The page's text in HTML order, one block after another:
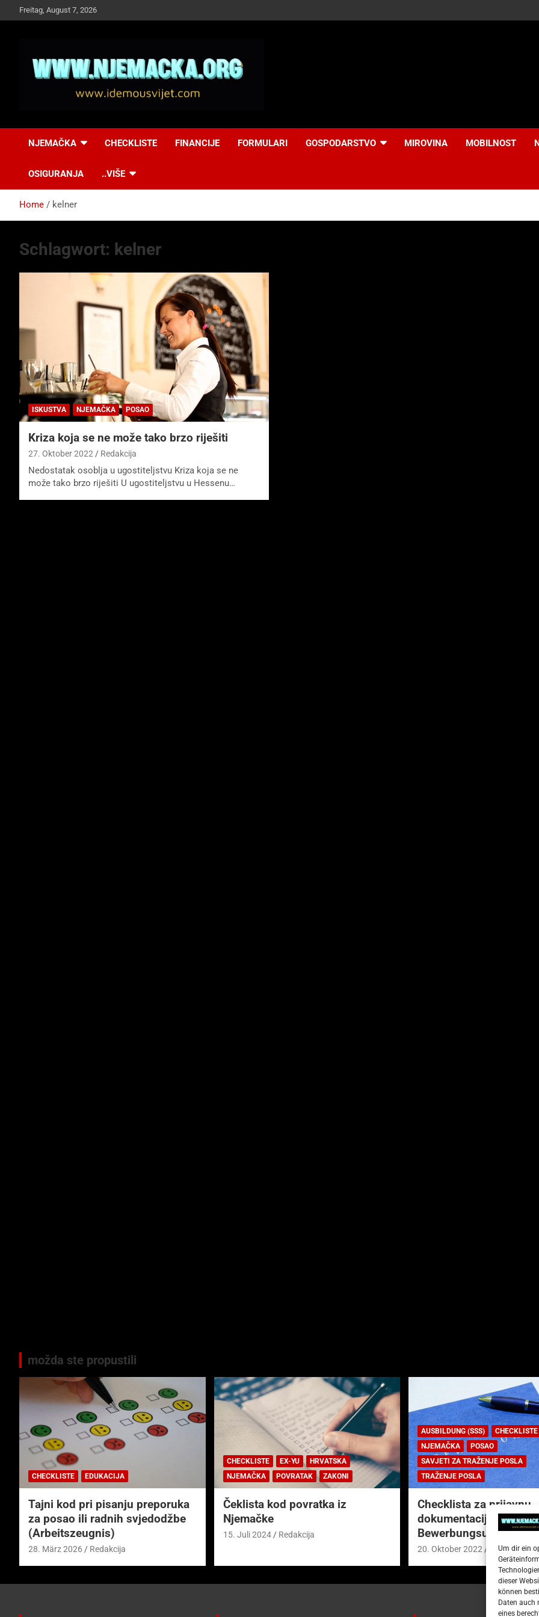
Um dir ein
dieser
können
Daten auch
eines
to
Freitag, August 7, 2026
Idemo u Svijet-
NJEMAČKA CHECKLISTE FINANCIJE FORMULARI GOSPODARSTVO MIROVINA MOBILNOST
OSIGURANJA ..VIŠE
Home kelner
Schlagwort: kelner
ISKUSTVA NJEMAČKA POSAO
Kriza koja se ne može tako brzo riješiti
27. Oktober 2022 Redakcija
Nedostatak osoblja u ugostiteljstvu Kriza koja se ne
može tako brzo riješiti U ugostiteljstvu u Hessenu…
možda ste propustili
CHECKLISTE EDUKACIJA
Tajni kod pri pisanju preporuka
za posao ili radnih svjedodžbe
(Arbeitszeugnis)
28. März 2026 Redakcija
CHECKLISTE EX-YU
HRVATSKA
NJEMAČKA
POVRATAK ZAKONI
Čeklista kod povratka iz
Njemačke
15. Juli 2024 Redakcija
AUSBILDUNG (SSS)
CHECKLISTE
NJEMAČKA
POSAO
SAVJETI ZA TRAŽENJE POSLA
TRAŽENJE POSLA
Checklista za prijavnu
dokumentaciju (njem.
20. Oktober 2022 Redakcija